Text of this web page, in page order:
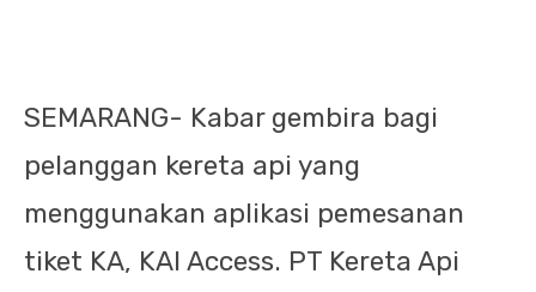
SEMARANG- Kabar gembira bagi
pelanggan kereta api yang
menggunakan aplikasi pemesanan
tiket KA, KAI Access. PT Kereta Api